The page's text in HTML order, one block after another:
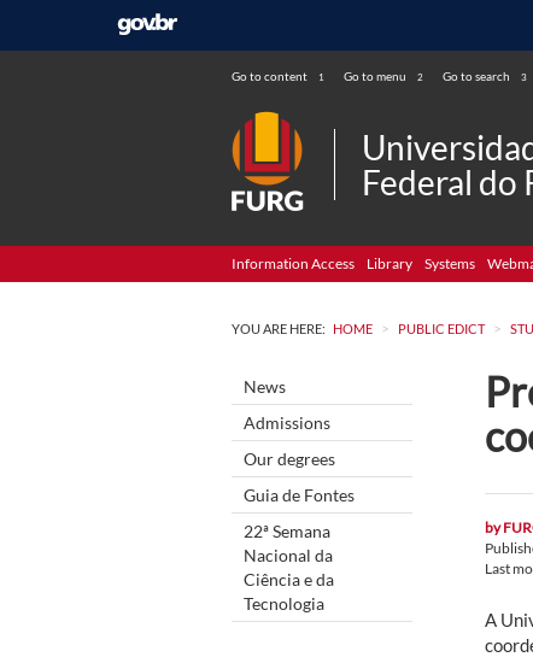
Go to content 1 Go to menu 2 Go to search 3
Federal do
Information Access Library Systems
YOU ARE HERE: HOME > PUBLIC EDICT >
News
Admissions
Our degrees
Guia de Fontes
22ª Semana
Nacional da
Ciência e da
Tecnologia
by
Last
A